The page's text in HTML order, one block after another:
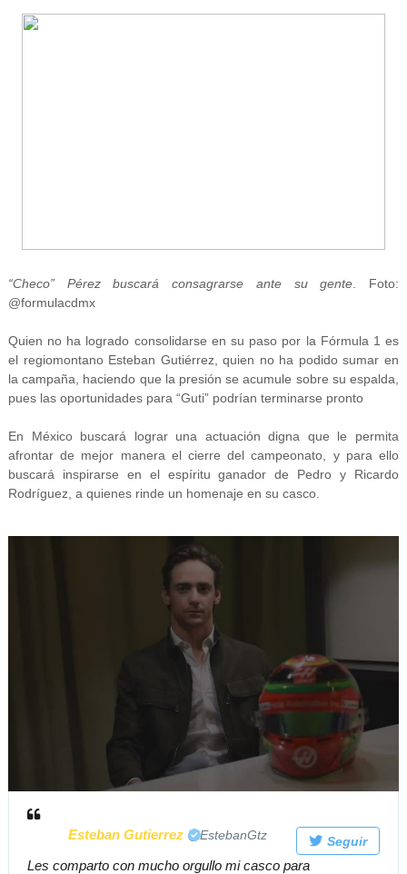
“Checo” Pérez buscará consagrarse ante su gente . Foto:
@formulacdmx
Quien no ha logrado consolidarse en su paso por la Fórmula 1 es
el regiomontano Esteban Gutiérrez, quien no ha podido sumar en
la campaña, haciendo que la presión se acumule sobre su espalda,
pues las oportunidades para “Guti” podrían terminarse pronto
En México buscará lograr una actuación digna que le permita
afrontar de mejor manera el cierre del campeonato, y para ello
buscará inspirarse en el espíritu ganador de Pedro y Ricardo
Rodríguez, a quienes rinde un homenaje en su casco.
Seguir
Esteban Gutierrez ✔
@EstebanGtz
Les comparto con mucho orgullo mi casco para